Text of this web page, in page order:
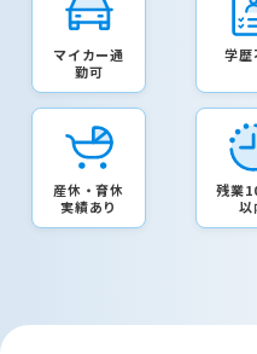
マイカー通
勤可
学歴
産休・育休
実績あり
残業
以